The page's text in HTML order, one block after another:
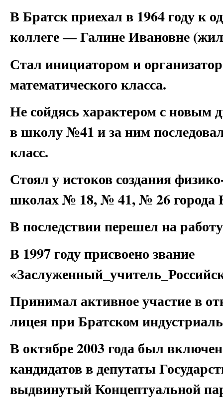
В Братск приехал в 1964 году к
коллеге — Галине Ивановне
Стал инициатором и
математического класса.
Не сойдясь характером с
в школу №41 и за ним
класс.
Стоял у истоков создания
школах № 18, № 41, № 26 города
В последствии перешел на
В 1997 году присвоено звание
Принимал активное участие в
лицея при Братском
В октябре 2003 года был
кандидатов в депутаты
выдвинутый Концептуальной